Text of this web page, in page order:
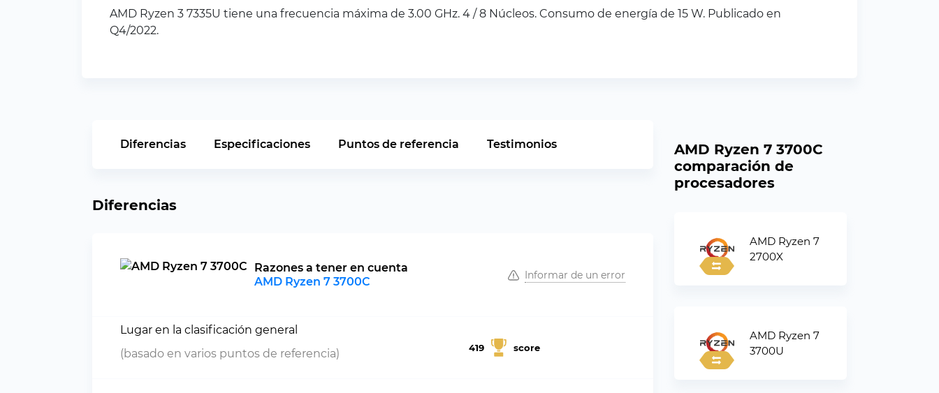
AMD Ryzen 3 7335U tiene una frecuencia máxima de 3.00 GHz. 4 / 8 Núcleos. Consumo de energía de 15 W. Publicado en
Q4/2022.
Diferencias Especificaciones Puntos de referencia Testimonios
Diferencias
Razones a tener en cuenta
AMD Ryzen 7 3700C
Informar de un error
Lugar en la clasificación general
(basado en varios puntos de referencia)
419 score
AMD Ryzen 7 3700C
comparación de
procesadores
AMD Ryzen 7
2700X
AMD Ryzen 7
3700U